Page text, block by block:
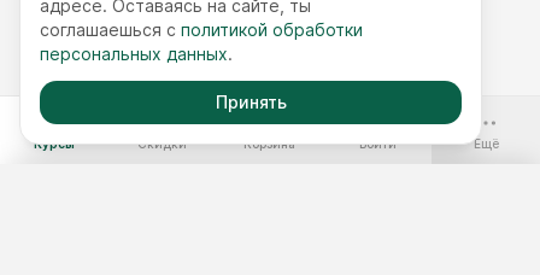
Курсы Скидки Корзина Войти Ещё
адресе. Оставаясь на сайте, ты
соглашаешься с политикой обработки
персональных данных.
Принять